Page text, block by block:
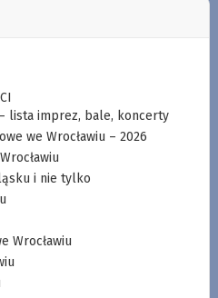
lista imprez, bale, koncerty
we Wrocławiu – 2026
i nie tylko
Wrocławiu